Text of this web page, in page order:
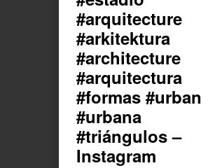
#arquitecture
#arkitektura
#architecture
#arquitectura
#formas #urban
#urbana
#triángulos –
Instagram